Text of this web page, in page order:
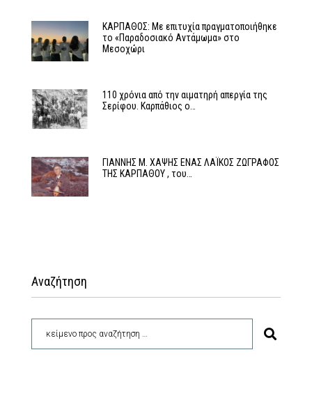
ΚΑΡΠΑΘΟΣ: Με επιτυχία πραγματοποιήθηκε
το «Παραδοσιακό Αντάμωμα» στο
Μεσοχώρι
110 χρόνια από την αιματηρή απεργία της
Σερίφου. Καρπάθιος ο…
ΓΙΑΝΝΗΣ Μ. ΧΑΨΗΣ ΕΝΑΣ ΛΑΪΚΟΣ ΖΩΓΡΑΦΟΣ
ΤΗΣ ΚΑΡΠΑΘΟΥ , του…
Αναζήτηση